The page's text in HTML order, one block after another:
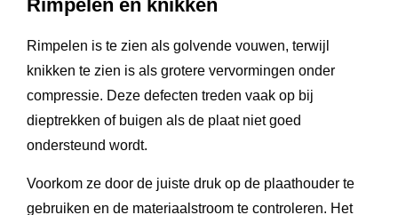
Rimpelen en knikken
Rimpelen is te zien als golvende vouwen, terwijl
knikken te zien is als grotere vervormingen onder
compressie. Deze defecten treden vaak op bij
dieptrekken of buigen als de plaat niet goed
ondersteund wordt.
Voorkom ze door de juiste druk op de plaathouder te
gebruiken en de materiaalstroom te controleren. Het